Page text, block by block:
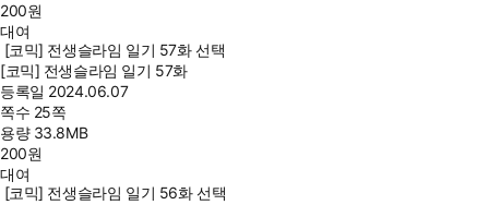
200원
대여
[코믹] 전생슬라임 일기 57화 선택
[코믹] 전생슬라임 일기 57화
등록일 2024.06.07
쪽수 25쪽
용량 33.8MB
200원
대여
[코믹] 전생슬라임 일기 56화 선택